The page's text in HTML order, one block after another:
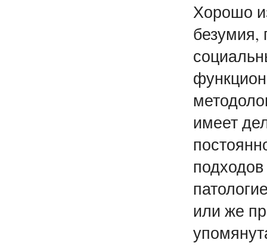
Хорошо
безумия,
имеет
или же